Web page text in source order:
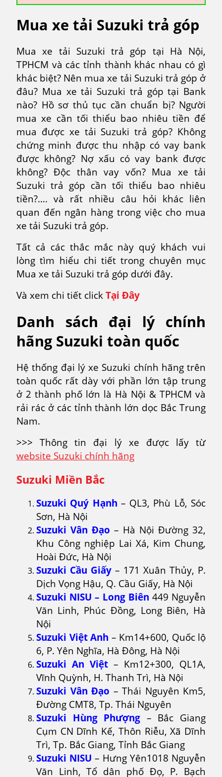
Mua xe tải Suzuki trả góp
Mua xe tải Suzuki trả góp tại Hà Nội,
TPHCM và các tỉnh thành khác nhau có gì
khác biệt? Nên mua xe tải Suzuki trả góp ở
đâu? Mua xe tải Suzuki trả góp tại Bank
nào? Hồ sơ thủ tục cần chuẩn bị? Người
mua xe cần tối thiểu bao nhiêu tiền để
mua được xe tải Suzuki trả góp? Không
chứng minh được thu nhập có vay bank
được không? Nợ xấu có vay bank được
không? Độc thân vay vốn? Mua xe tải
Suzuki trả góp cần tối thiểu bao nhiêu
tiền?…. và rất nhiều câu hỏi khác liên
quan đến ngân hàng trong việc cho mua
xe tải Suzuki trả góp.
Tất cả các thắc mắc này quý khách vui
lòng tìm hiểu chi tiết trong chuyên mục
Mua xe tải Suzuki trả góp dưới đây.
Và xem chi tiết clickTại Đây
Danh sách đại lý chính
hãng Suzuki toàn quốc
Hệ thống đại lý xe Suzuki chính hãng trên
toàn quốc rất dày với phần lớn tập trung
ở 2 thành phố lớn là Hà Nội & TPHCM và
rải rác ở các tỉnh thành lớn dọc Bắc Trung
Nam.
>>> Thông tin đại lý xe được lấy từ
website Suzuki chính hãng
Suzuki Miền Bắc
Suzuki Quý Hạnh – QL3, Phù Lỗ, Sóc
Sơn, Hà Nội
Suzuki Vân Đạo – Hà Nội Đường 32,
Khu Công nghiệp Lai Xá, Kim Chung,
Hoài Đức, Hà Nội
Suzuki Cầu Giấy – 171 Xuân Thủy, P.
Dịch Vọng Hậu, Q. Cầu Giấy, Hà Nội
Suzuki NISU – Long Biên 449 Nguyễn
Văn Linh, Phúc Đồng, Long Biên, Hà
Nội
Suzuki Việt Anh – Km14+600, Quốc lộ
6, P. Yên Nghĩa, Hà Đông, Hà Nội
Suzuki An Việt – Km12+300, QL1A,
Vĩnh Quỳnh, H. Thanh Trì, Hà Nội
Suzuki Vân Đạo – Thái Nguyên Km5,
Đường CMT8, Tp. Thái Nguyên
Suzuki Hùng Phượng – Bắc Giang
Cụm CN Dĩnh Kế, Thôn Riễu, Xã Dĩnh
Trì, Tp. Bắc Giang, Tỉnh Bắc Giang
Suzuki NISU – Hưng Yên1018 Nguyễn
Văn Linh, Tổ dân phố Đọ, P. Bạch